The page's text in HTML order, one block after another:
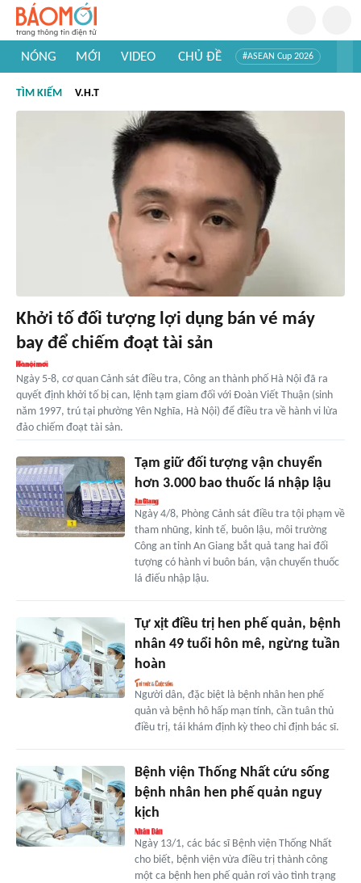
NÓNG MỚI VIDEO CHỦ ĐỀ #ASEAN Cup 2026
#Khám phá thế giới
TÌM KIẾM V.H.T
Khởi tố đối tượng lợi dụng bán vé máy
bay để chiếm đoạt tài sản
Ngày 5-8, cơ quan Cảnh sát điều tra, Công an thành phố Hà Nội đã ra
quyết định khởi tố bị can, lệnh tạm giam đối với Đoàn Viết Thuận (sinh
năm 1997, trú tại phường Yên Nghĩa, Hà Nội) để điều tra về hành vi lừa
đảo chiếm đoạt tài sản.
Tạm giữ đối tượng vận chuyển
hơn 3.000 bao thuốc lá nhập lậu
Ngày 4/8, Phòng Cảnh sát điều tra tội phạm về
tham nhũng, kinh tế, buôn lậu, môi trường
Công an tỉnh An Giang bắt quả tang hai đối
tượng có hành vi buôn bán, vận chuyển thuốc
lá điếu nhập lậu.
Tự xịt điều trị hen phế quản, bệnh
nhân 49 tuổi hôn mê, ngừng tuần
hoàn
Người dân, đặc biệt là bệnh nhân hen phế
quản và bệnh hô hấp mạn tính, cần tuân thủ
điều trị, tái khám định kỳ theo chỉ định bác sĩ.
Bệnh viện Thống Nhất cứu sống
bệnh nhân hen phế quản nguy
kịch
Ngày 13/1, các bác sĩ Bệnh viện Thống Nhất
cho biết, bệnh viện vừa điều trị thành công
một ca bệnh hen phế quản rơi vào tình trạng